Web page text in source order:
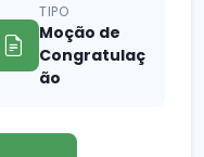
TIPO
Moção de
Congratulaç
ão